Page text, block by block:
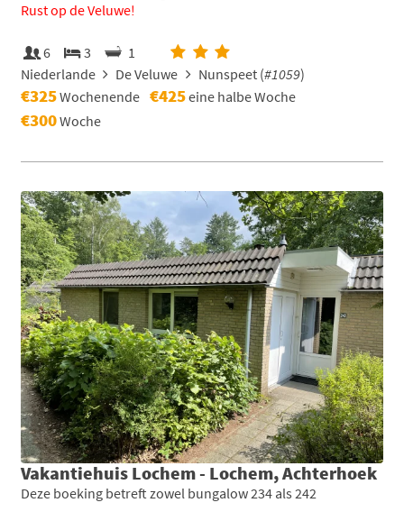
Rust op de Veluwe!
6 3
1
Niederlande
De Veluwe Nunspeet (#1059)
€325Wochenende €425eine halbe Woche
€300Woche
Vakantiehuis Lochem - Lochem, Achterhoek
Deze boeking betreft zowel bungalow 234 als 242